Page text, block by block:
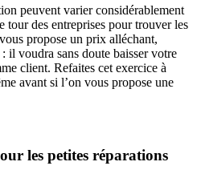
peuvent varier considérablement
tour des entreprises pour trouver les
propose un prix alléchant,
il voudra sans doute baisser votre
client. Refaites cet exercice à
avant si l’on vous propose une
les petites réparations